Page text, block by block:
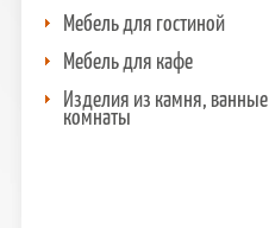
Мебель для гостиной
Мебель для кафе
Изделия из камня, ванные
комнаты